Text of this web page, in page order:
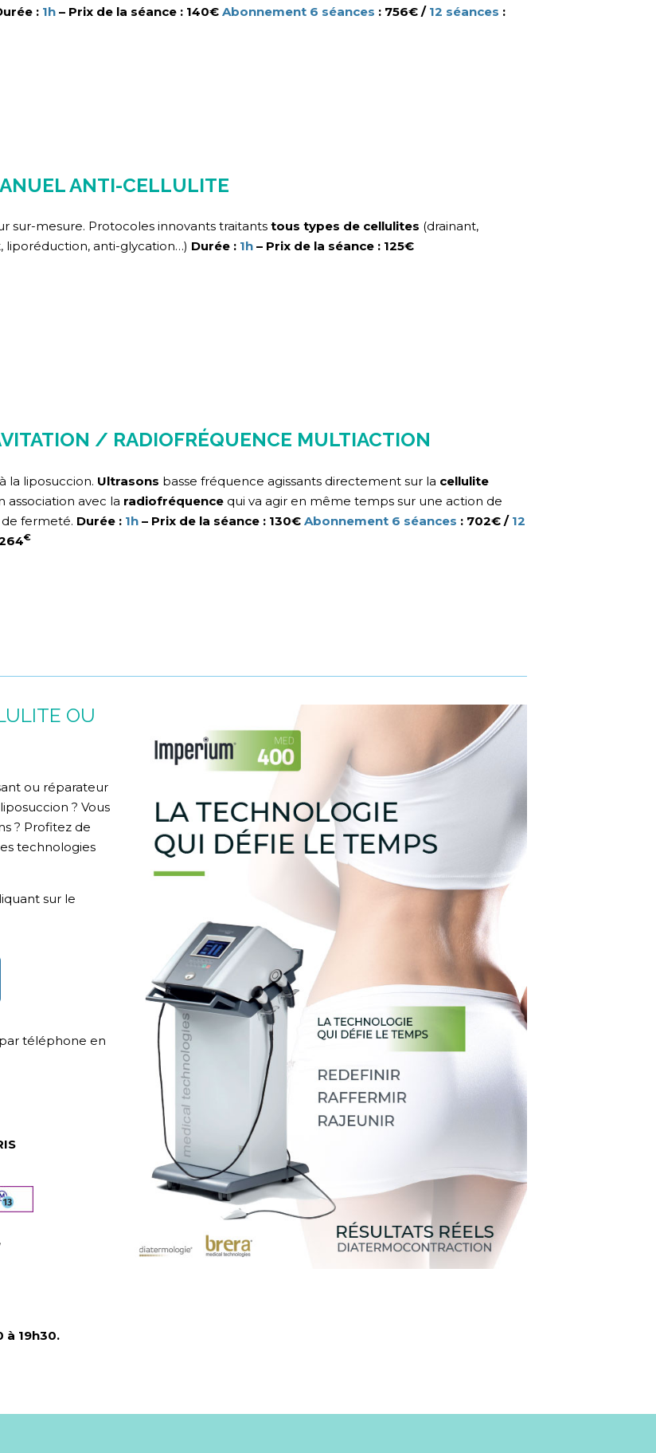
: 1h – Prix de la séance : 140€ Abonnement 6 séances : 756€ / 12 séances :
ANTI-CELLULITE
sur-mesure. Protocoles innovants traitants tous types de cellulites (drainant,
liporéduction, anti-glycation…) Durée : 1h – Prix de la séance : 125€
/ RADIOFRÉQUENCE MULTIACTION
la liposuccion. Ultrasons basse fréquence agissants directement sur la cellulite
association avec la radiofréquence qui va agir en même temps sur une action de
fermeté. Durée : 1h – Prix de la séance : 130€ Abonnement 6 séances : 702€ / 12
€
OU
ou réparateur
? Vous
? Profitez de
technologies
sur le
téléphone en
à 19h30.